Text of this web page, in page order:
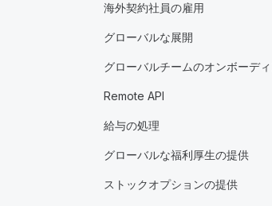
海外契約社員の雇用
グローバルな展開
グローバルチームのオンボーデ
Remote API
給与の処理
グローバルな福利厚生の提供
ストックオプションの提供